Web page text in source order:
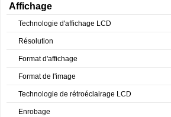
Affichage
Technologie d'affichage LCD
Résolution
Format d'affichage
Format de l'image
Technologie de rétroéclairage LCD
Enrobage